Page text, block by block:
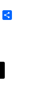
Pinterest